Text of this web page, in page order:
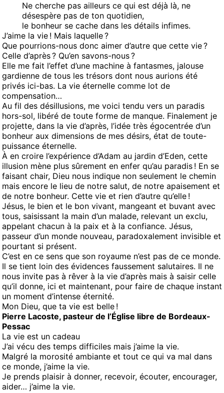
Ne cherche pas ailleurs ce qui est déjà là, ne
désespère pas de ton quotidien,
le bonheur se cache dans les détails infimes.
J’aime la vie ! Mais laquelle ?
Que pourrions-nous donc aimer d’autre que cette vie ?
Celle d’après ? Qu’en savons-nous ?
Elle me fait l’effet d’une machine à fantasmes, jalouse
gardienne de tous les trésors dont nous aurions été
privés ici-bas. La vie éternelle comme lot de
compensation…
Au fil des désillusions, me voici tendu vers un paradis
hors-sol, libéré de toute forme de manque. Finalement je
projette, dans la vie d’après, l’idée très égocentrée d’un
bonheur aux dimensions de mes désirs, état de toute-
puissance éternelle.
À en croire l’expérience d’Adam au jardin d’Eden, cette
illusion mène plus sûrement en enfer qu’au paradis ! En se
faisant chair, Dieu nous indique non seulement le chemin
mais encore le lieu de notre salut, de notre apaisement et
de notre bonheur. Cette vie et rien d’autre qu’elle !
Jésus, le bien et le bon vivant, mangeant et buvant avec
tous, saisissant la main d’un malade, relevant un exclu,
appelant chacun à la paix et à la confiance. Jésus,
passeur d’un monde nouveau, paradoxalement invisible et
pourtant si présent.
C’est en ce sens que son royaume n’est pas de ce monde.
Il se tient loin des évidences faussement salutaires. Il ne
nous invite pas à rêver à la vie d’après mais à saisir celle
qu’il donne, ici et maintenant, pour faire de chaque instant
un moment d’intense éternité.
Mon Dieu, que ta vie est belle !
Pierre Lacoste, pasteur de l’Église libre de Bordeaux-
Pessac
La vie est un cadeau
J’ai vécu des temps difficiles mais j’aime la vie.
Malgré la morosité ambiante et tout ce qui va mal dans
ce monde, j’aime la vie.
Je prends plaisir à donner, recevoir, écouter, encourager,
aider… j’aime la vie.